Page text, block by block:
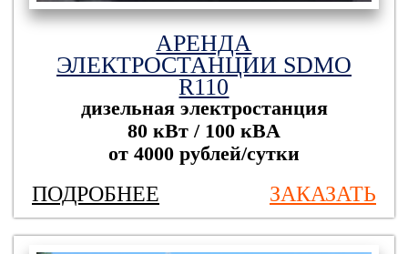
АРЕНДА
ЭЛЕКТРОСТАНЦИИ SDMO
R110
дизельная электростанция
80 кВт / 100 кBА
от 4000 рублей/сутки
ПОДРОБНЕЕ ЗАКАЗАТЬ